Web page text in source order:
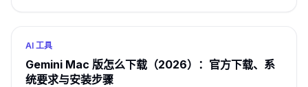
AI 工具
Gemini Mac 版怎么下载（2026）：官方下载、系
统要求与安装步骤